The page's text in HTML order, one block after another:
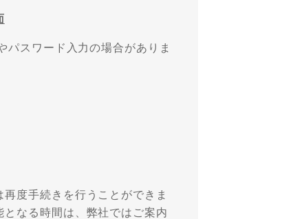
スワード入力の場合がありま
度手続きを行うことができま
なる時間は、弊社ではご案内